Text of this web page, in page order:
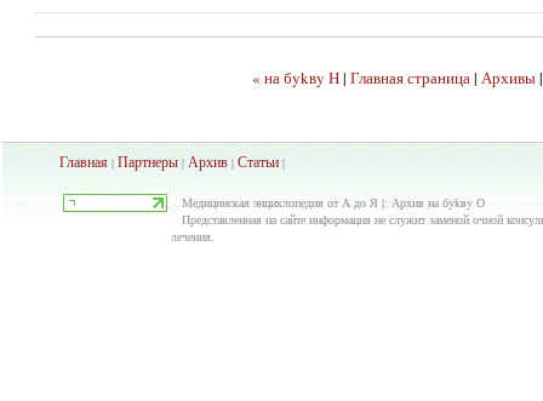
« на бykвy Н|Главная страница|Архивы
Главная | Партнеры | Архив | Статьи |
Медицинская энциклопедия от А до Я |: Архив на бykвy О
Представленная на сайте информация не служит заменой очной
лечения.